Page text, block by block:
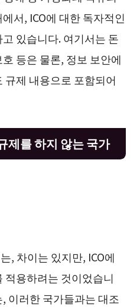
서, ICO에 대한 독자적인
있습니다. 여기서는 돈
등은 물론, 정보 보안에
규제 내용으로 포함되어
제를 하지 않는 국가
, 차이는 있지만, ICO에
적용하려는 것이었습니
이러한 국가들과는 대조